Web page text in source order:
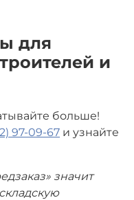
для
и
больше!
97-09-67 и узнайте
значит